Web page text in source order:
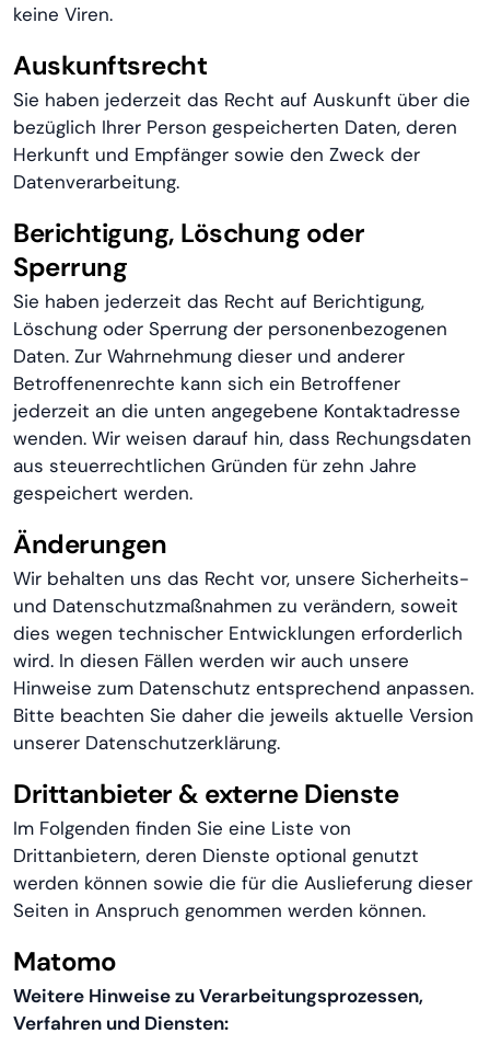
keine Viren.
Auskunftsrecht
Sie haben jederzeit das Recht auf Auskunft über die
bezüglich Ihrer Person gespeicherten Daten, deren
Herkunft und Empfänger sowie den Zweck der
Datenverarbeitung.
Berichtigung, Löschung oder
Sperrung
Sie haben jederzeit das Recht auf Berichtigung,
Löschung oder Sperrung der personenbezogenen
Daten. Zur Wahrnehmung dieser und anderer
Betroffenenrechte kann sich ein Betroffener
jederzeit an die unten angegebene Kontaktadresse
wenden. Wir weisen darauf hin, dass Rechungsdaten
aus steuerrechtlichen Gründen für zehn Jahre
gespeichert werden.
Änderungen
Wir behalten uns das Recht vor, unsere Sicherheits-
und Datenschutzmaßnahmen zu verändern, soweit
dies wegen technischer Entwicklungen erforderlich
wird. In diesen Fällen werden wir auch unsere
Hinweise zum Datenschutz entsprechend anpassen.
Bitte beachten Sie daher die jeweils aktuelle Version
unserer Datenschutzerklärung.
Drittanbieter & externe Dienste
Im Folgenden finden Sie eine Liste von
Drittanbietern, deren Dienste optional genutzt
werden können sowie die für die Auslieferung dieser
Seiten in Anspruch genommen werden können.
Matomo
Weitere Hinweise zu Verarbeitungsprozessen,
Verfahren und Diensten: